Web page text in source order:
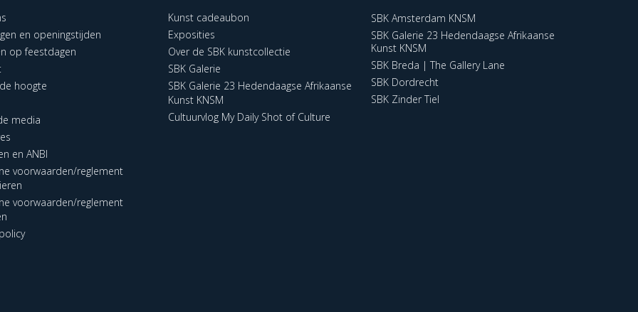
en openingstijden
op feestdagen
hoogte
media
en ANBI
voorwaarden/reglement
voorwaarden/reglement
Kunst cadeaubon
Exposities
Over de SBK kunstcollectie
SBK Galerie
SBK Galerie 23 Hedendaagse Afrikaanse
Kunst KNSM
Cultuurvlog My Daily Shot of Culture
SBK Amsterdam KNSM
SBK Galerie 23 Hedendaagse Afrikaanse
Kunst KNSM
SBK Breda | The Gallery Lane
SBK Dordrecht
SBK Zinder Tiel